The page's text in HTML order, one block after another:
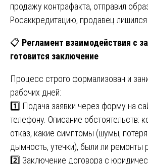
продажу контрафакта, отправил
Росаккредитацию, продавец
📋 Регламент взаимодействия с
готовится заключение
Процесс строго формализован и
рабочих дней:
1️⃣ Подача заявки через форму на
телефону. Описание обстоятельств:
отказ, какие симптомы (шумы,
дымность, утечки), были ли ремонты
2️⃣ Заключение договора с